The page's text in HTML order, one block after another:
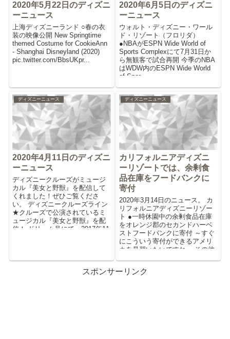
2020年5月22日のディズニ
ーニュース
上海ディズニーランド ○春の衣
装の映像公開 New Springtime
themed Costume for CookieAnn
- Shanghai Disneyland (2020)
pic.twitter.com/BbsUKpr...
2020年6月5日のディズニ
ーニュース
ウォルト・ディズニー・ワール
ド・リゾート（フロリダ）
●NBAがESPN Wide World of
Sports Complexにて7月31日か
ら無観客で試合再開 今季のNBA
はWDW内のESPN Wide World
of Spor...
ディズニーニュース
2020年4月11日のディズニ
ーニュース
ディズニークルーズがミュージ
カル『美女と野獣』を配信して
くれました！ぜひご覧くださ
い。 ディズニークルーズライン
★クルーズで公演されているミ
ュージカル『美女と野獣』を配
信！ ドリーム号にて、2017年11
ディズニーニュース
カリフォルニアディズニ
ーリゾートでは、余剰食
品在庫をフードバンクに
寄付
2020年3月14日のニュース。 カ
リフォルニアディズニーリゾー
ト ●一時休園中の余剰食品在庫
をオレンジ郡のセカンドハーベ
ストフードバンクに寄付 ～すぐ
にこういう寄付ができるアメリ
カを見習いたいですね。 その他
スポンサーリンク